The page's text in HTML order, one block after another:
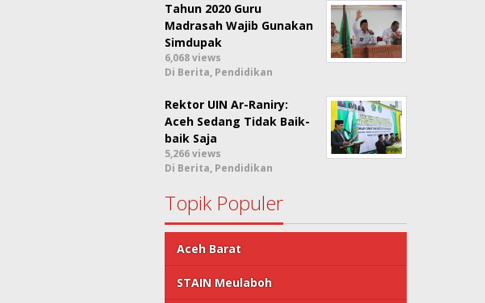
Tahun 2020 Guru
Madrasah Wajib Gunakan
Simdupak
6,068 views
Di Berita, Pendidikan
Rektor UIN Ar-Raniry:
Aceh Sedang Tidak Baik-
baik Saja
5,266 views
Di Berita, Pendidikan
Topik Populer
Aceh Barat
STAIN Meulaboh